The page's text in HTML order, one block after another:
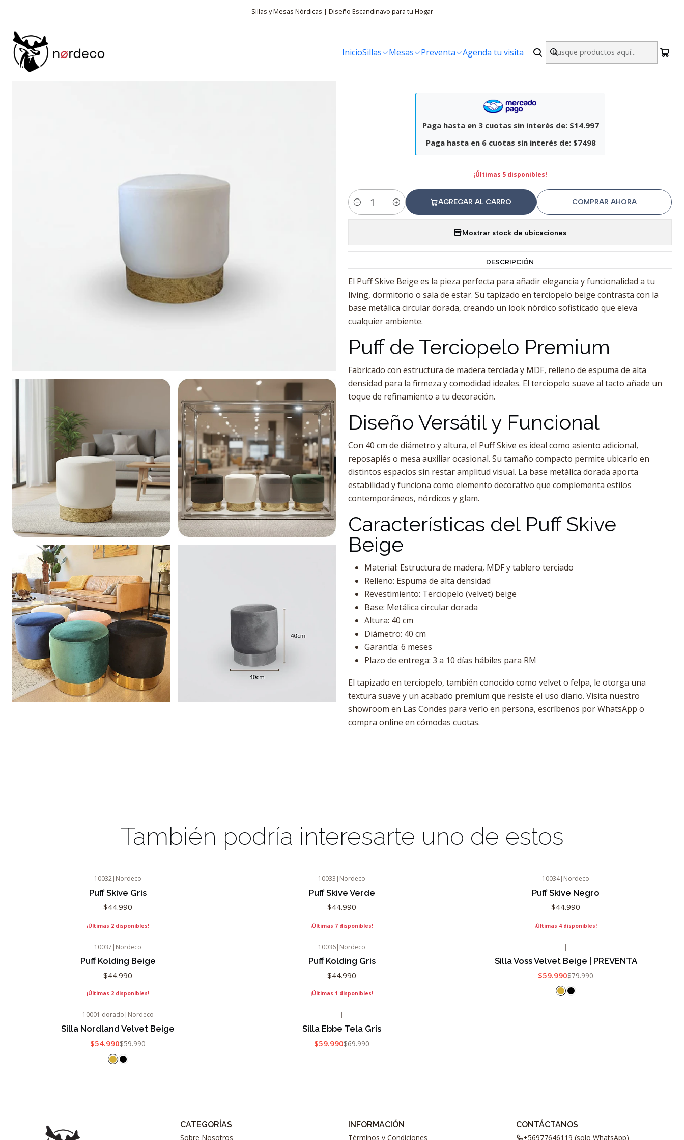
InicioSillas Mesas Preventa Agenda tu visita
Sillas y Mesas Nórdicas | Diseño Escandinavo para tu Hogar
|
Puff Skive Beige
Paga hasta en 3 cuotas sin interés de: $14.997
Paga hasta en 6 cuotas sin interés de: $7498
¡Últimas 5 disponibles!
Cantidad
AGREGAR AL CARRO COMPRAR AHORA
Mostrar stock de ubicaciones
DESCRIPCIÓN
El Puff Skive Beige es la pieza perfecta para añadir elegancia y funcionalidad a tu
living, dormitorio o sala de estar. Su tapizado en terciopelo beige contrasta con la
base metálica circular dorada, creando un look nórdico sofisticado que eleva
cualquier ambiente.
Puff de Terciopelo Premium
Fabricado con estructura de madera terciada y MDF, relleno de espuma de alta
densidad para la firmeza y comodidad ideales. El terciopelo suave al tacto añade un
toque de refinamiento a tu decoración.
Diseño Versátil y Funcional
Con 40 cm de diámetro y altura, el Puff Skive es ideal como asiento adicional,
reposapiés o mesa auxiliar ocasional. Su tamaño compacto permite ubicarlo en
distintos espacios sin restar amplitud visual. La base metálica dorada aporta
estabilidad y funciona como elemento decorativo que complementa estilos
contemporáneos, nórdicos y glam.
Características del Puff Skive
Beige
Material: Estructura de madera, MDF y tablero terciado
Relleno: Espuma de alta densidad
Revestimiento: Terciopelo (velvet) beige
Base: Metálica circular dorada
Altura: 40 cm
Diámetro: 40 cm
Garantía: 6 meses
Plazo de entrega: 3 a 10 días hábiles para RM
El tapizado en terciopelo, también conocido como velvet o felpa, le otorga una
textura suave y un acabado premium que resiste el uso diario. Visita nuestro
showroom en Las Condes para verlo en persona, escríbenos por WhatsApp o
compra online en cómodas cuotas.
También podría interesarte uno de estos
10032| Nordeco
Puff Skive Gris
$44.990
¡Últimas 2 disponibles!
10033 | Nordeco
Puff Skive Verde
$44.990
¡Últimas 7 disponibles!
10034| Nordeco
Puff Skive Negro
$44.990
¡Últimas 4 disponibles!
10037 | Nordeco
Puff Kolding Beige
$44.990
¡Últimas 2 disponibles!
10036| Nordeco
Puff Kolding Gris
$44.990
¡Últimas 1 disponibles!
|
Silla Voss Velvet Beige | PREVENTA
$59.990$79.990
10001 dorado | Nordeco
Silla Nordland Velvet Beige
$54.990$59.990
|
Silla Ebbe Tela Gris
$59.990$69.990
CATEGORÍAS
Sobre Nosotros
INFORMACIÓN
Términos y Condiciones
CONTÁCTANOS
+56977646119 (solo WhatsApp)